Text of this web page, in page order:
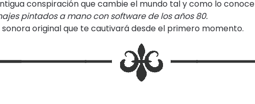
conspiración que cambie el mundo tal y como lo
pintados a mano con software de los años 80.
original que te cautivará desde el primero momento.